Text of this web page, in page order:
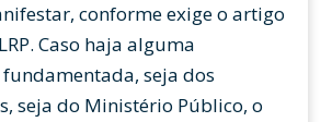
conforme exige o artigo
Caso haja alguma
seja dos
seja do Ministério Público, o